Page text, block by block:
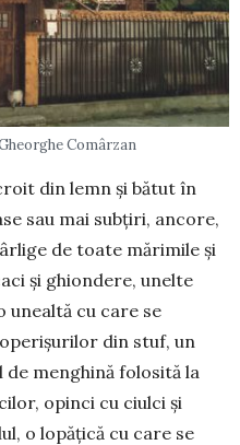
Comârzan
din lemn și bătut în
sau mai subțiri, ancore,
de toate mărimile și
și ghiondere, unelte
unealtă cu care se
din stuf, un
menghină folosită la
opinci cu ciulci și
o lopă­țică cu care se